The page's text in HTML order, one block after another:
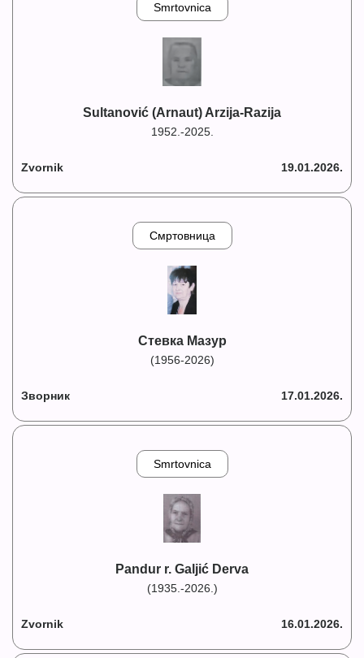
Smrtovnica
Sultanović (Arnaut) Arzija-Razija
1952.-2025.
Zvornik 19.01.2026.
Смртовница
Стевка Мазур
(1956-2026)
Зворник 17.01.2026.
Smrtovnica
Pandur r. Galjić Derva
(1935.-2026.)
Zvornik 16.01.2026.